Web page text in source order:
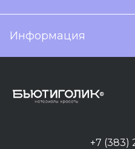
Информация
+7 (383)